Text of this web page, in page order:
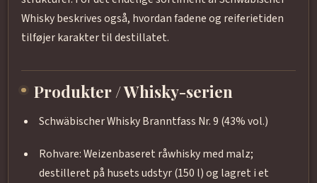
Whisky beskrives også, hvordan fadene og reiferietiden
tilføjer karakter til destillatet.
Produkter / Whisky-serien
Schwäbischer Whisky Branntfass Nr. 9 (43% vol.)
Rohvare: Weizenbaseret råwhisky med malz;
destilleret på husets udstyr (150 l) og lagret i et